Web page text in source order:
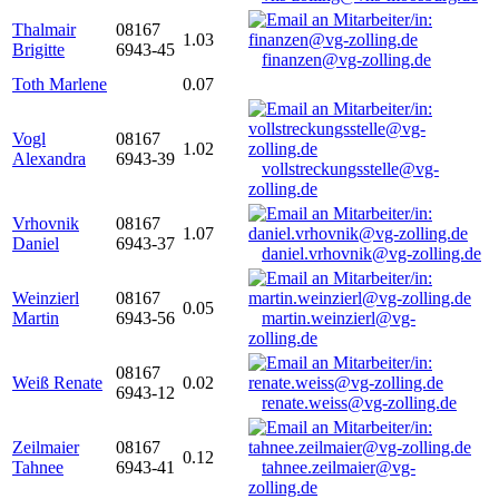
Thalmair
Brigitte
08167
6943-45
1.03
finanzen@vg-zolling.de
Toth Marlene
0.07
Vogl
Alexandra
08167
6943-39
1.02
vollstreckungsstelle@vg-
zolling.de
Vrhovnik
Daniel
08167
6943-37
1.07
daniel.vrhovnik@vg-zolling.de
Weinzierl
Martin
08167
6943-56
0.05
martin.weinzierl@vg-
zolling.de
Weiß Renate
08167
6943-12
0.02
renate.weiss@vg-zolling.de
Zeilmaier
Tahnee
08167
6943-41
0.12
tahnee.zeilmaier@vg-
zolling.de